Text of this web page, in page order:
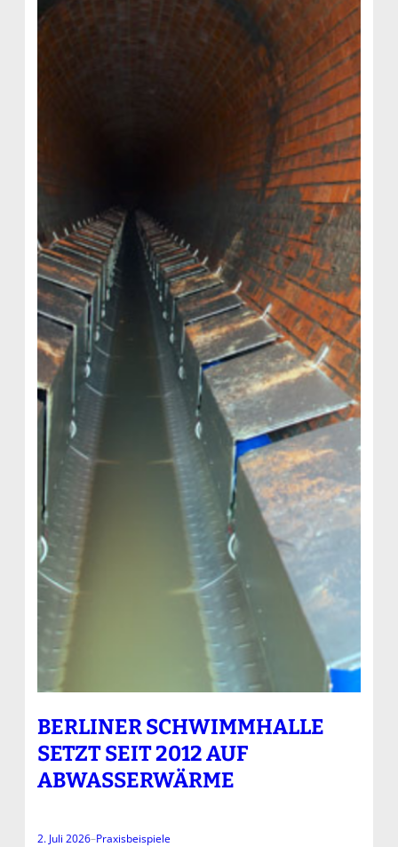
BERLINER SCHWIMMHALLE
SETZT SEIT 2012 AUF
ABWASSERWÄRME
2. Juli 2026–Praxisbeispiele